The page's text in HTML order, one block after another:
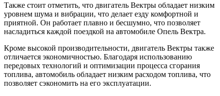
Также стоит отметить, что двигатель Вектры обладает низким
уровнем шума и вибрации, что делает езду комфортной и
приятной. Он работает плавно и бесшумно, что позволяет
насладиться каждой поездкой на автомобиле Опель Вектра.
Кроме высокой производительности, двигатель Вектры также
отличается экономичностью. Благодаря использованию
передовых технологий и оптимизации процесса сгорания
топлива, автомобиль обладает низким расходом топлива, что
позволяет сэкономить на его эксплуатации.